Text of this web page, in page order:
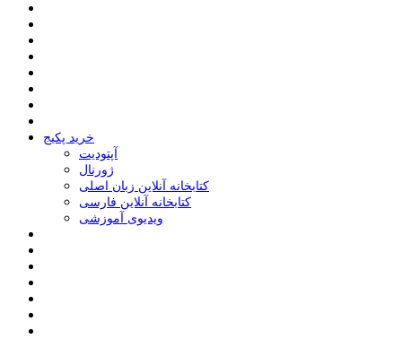
خرید پکیج
ﺁﭘﺘﻮﺩﯾﺖ
ﮊﻭﺭﻧﺎﻝ
کتابخانه آنلاین زبان اصلی
کتابخانه آنلاین فارسی
ویدیوی آموزشی